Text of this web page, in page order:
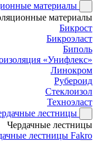
материалы
материалы
Бикрост
Бикроэласт
Биполь
«Унифлекс»
Линокром
Рубероид
Стеклоизол
Техноэласт
лестницы
Чердачные лестницы
лестницы Fakro